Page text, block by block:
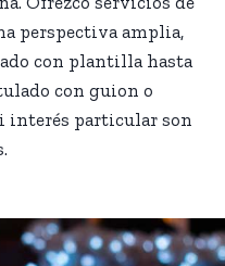
perspectiva amplia,
con plantilla hasta
con guion o
interés particular son